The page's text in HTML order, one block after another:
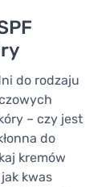
do rodzaju
– czy jest
do
kremów
kwas